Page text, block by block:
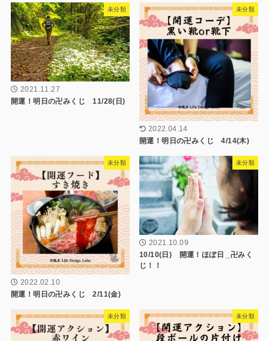
未分類
2021.11.27
開運！明日の卍みくじ 11/28(日)
未分類
2022.04.14
開運！明日の卍みくじ 4/14(木)
未分類
2022.02.10
開運！明日の卍みくじ 2/11(金)
未分類
2021.10.09
10/10(日) 開運！ほぼ日 _卍みく
じ！！
未分類 未分類